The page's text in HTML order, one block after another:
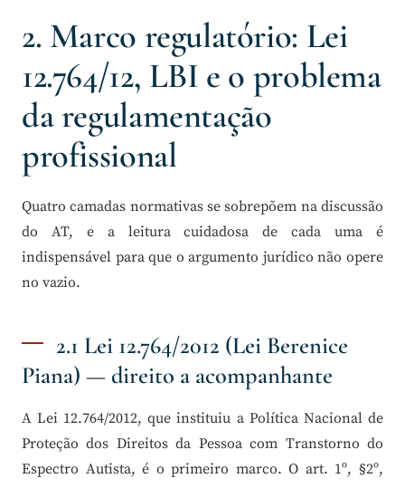
2. Marco regulatório: Lei
12.764/12, LBI e o problema
da regulamentação
profissional
Quatro camadas normativas se sobrepõem na discussão
do AT, e a leitura cuidadosa de cada uma é
indispensável para que o argumento jurídico não opere
no vazio.
2.1 Lei 12.764/2012 (Lei Berenice
Piana) — direito a acompanhante
A Lei 12.764/2012, que instituiu a Política Nacional de
Proteção dos Direitos da Pessoa com Transtorno do
Espectro Autista, é o primeiro marco. O art. 1º, §2º,